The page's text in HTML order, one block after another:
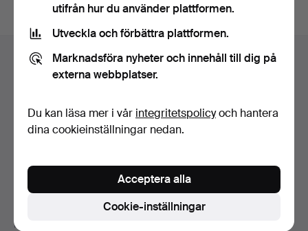
Sidfotsnavigation
Hjälp och kontakt
Kontakta support
Betalningsalternativ
Vi skickar med
Auctionet
Press
utifrån hur du använder plattformen.
Utveckla och förbättra plattformen.
Marknadsföra nyheter och innehåll till dig på
externa webbplatser.
Du kan läsa mer i vår integritetspolicyoch hantera
dina cookieinställningar nedan.
Cookie-inställningar
Acceptera alla